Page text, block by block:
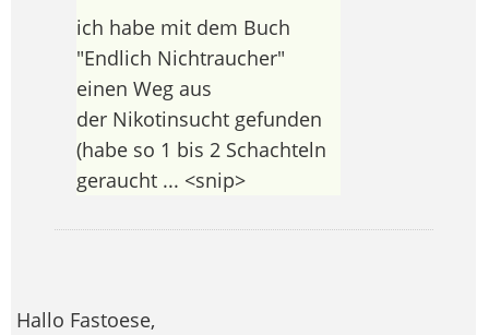
ich habe mit dem Buch
"Endlich Nichtraucher"
einen Weg aus
der Nikotinsucht gefunden
(habe so 1 bis 2 Schachteln
geraucht ... <snip>
Hallo Fastoese,